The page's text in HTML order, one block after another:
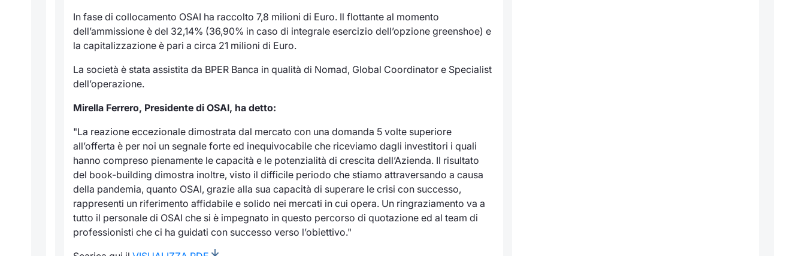
In fase di collocamento OSAI ha raccolto 7,8 milioni di Euro. Il flottante al momento
dell’ammissione è del 32,14% (36,90% in caso di integrale esercizio dell’opzione greenshoe) e
la capitalizzazione è pari a circa 21 milioni di Euro.
La società è stata assistita da BPER Banca in qualità di Nomad, Global Coordinator e Specialist
dell’operazione.
Mirella Ferrero, Presidente di OSAI, ha detto:
"La reazione eccezionale dimostrata dal mercato con una domanda 5 volte superiore
all’offerta è per noi un segnale forte ed inequivocabile che riceviamo dagli investitori i quali
hanno compreso pienamente le capacità e le potenzialità di crescita dell’Azienda. Il risultato
del book-building dimostra inoltre, visto il difficile periodo che stiamo attraversando a causa
della pandemia, quanto OSAI, grazie alla sua capacità di superare le crisi con successo,
rappresenti un riferimento affidabile e solido nei mercati in cui opera. Un ringraziamento va a
tutto il personale di OSAI che si è impegnato in questo percorso di quotazione ed al team di
professionisti che ci ha guidati con successo verso l’obiettivo."